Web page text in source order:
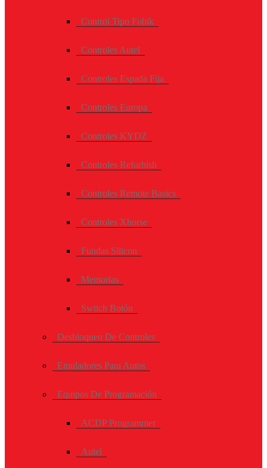
Control Tipo Fobik
Controles Autel
Controles Espada Fija
Controles Europa
Controles KYDZ
Controles Refurbish
Controles Remote Basics
Controles Xhorse
Fundas Silicon
Memorias
Switch Botón
Desbloqueo De Controles
Emuladores Para Autos
Equipos De Programación
ACDP Programmer
Autel